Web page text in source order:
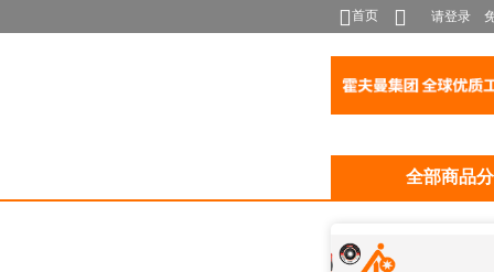
首页 请登录
全部商品